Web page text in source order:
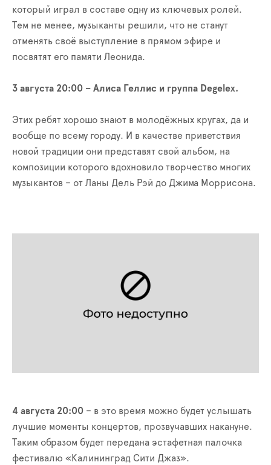
который играл в составе одну из ключевых ролей.
Тем не менее, музыканты решили, что не станут
отменять своё выступление в прямом эфире и
посвятят его памяти Леонида.
3 августа 20:00 – Алиса Геллис и группа Degelex.
Этих ребят хорошо знают в молодёжных кругах, да и
вообще по всему городу. И в качестве приветствия
новой традиции они представят свой альбом, на
композиции которого вдохновило творчество многих
музыкантов – от Ланы Дель Рэй до Джима Моррисона.
4 августа 20:00 – в это время можно будет услышать
лучшие моменты концертов, прозвучавших накануне.
Таким образом будет передана эстафетная палочка
фестивалю «Калининград Сити Джаз».